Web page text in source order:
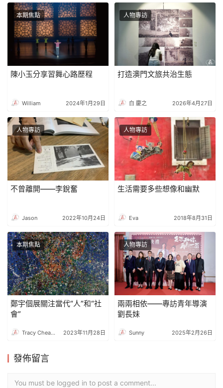
本期焦點
陳小玉分享習舞心路歷程
William 2024年1月29日
人物專訪
打造澳門文旅共治生態
白 慶之 2026年4月27日
人物專訪
不曾離開——李銳奮
Jason 2022年10月24日
人物專訪
生活需要多些想像和幽默
Eva 2018年8月31日
本期焦點
鄭宇個展關注當代“人”和“社
會”
Tracy Cheang 2023年11月28日
人物專訪
兩兩相依——專訪青年導演
劉長妹
Sunny 2025年2月26日
發佈留言
You must be logged in to post a comment...